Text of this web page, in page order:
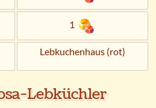
1
Lebkuchenhaus (rot)
Lebküchler